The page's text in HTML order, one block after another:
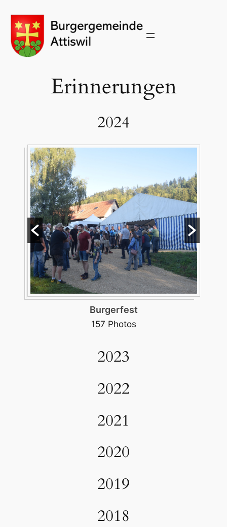
Inhalt
springen
Erinnerungen
2024
Burgerfest
157 Photos
2023
2022
2021
2020
2019
2018